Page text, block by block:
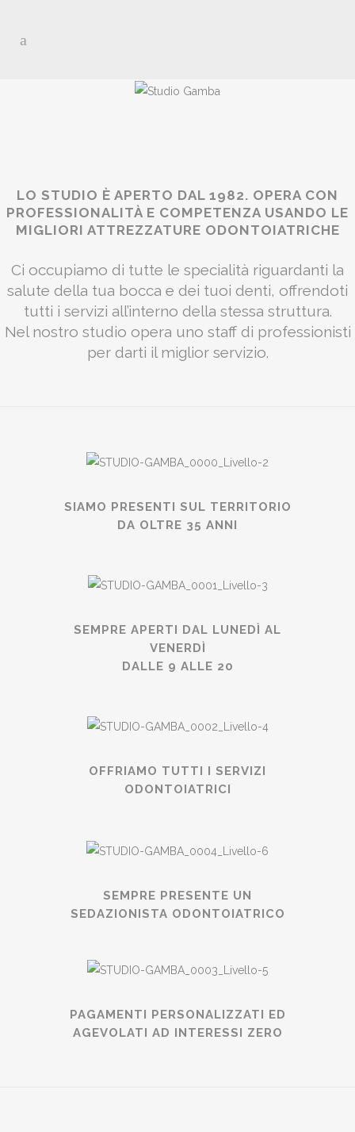
LO STUDIO È APERTO DAL 1982. OPERA CON
PROFESSIONALITÀ E COMPETENZA USANDO LE
MIGLIORI ATTREZZATURE ODONTOIATRICHE
Ci occupiamo di tutte le specialità riguardanti la
salute della tua bocca e dei tuoi denti, offrendoti
tutti i servizi all’interno della stessa struttura.
Nel nostro studio opera uno staff di professionisti
per darti il miglior servizio.
SIAMO PRESENTI SUL TERRITORIO
DA OLTRE 35 ANNI
SEMPRE APERTI DAL LUNEDÌ AL
VENERDÌ
DALLE 9 ALLE 20
OFFRIAMO TUTTI I SERVIZI
ODONTOIATRICI
SEMPRE PRESENTE UN
SEDAZIONISTA ODONTOIATRICO
PAGAMENTI PERSONALIZZATI ED
AGEVOLATI AD INTERESSI ZERO